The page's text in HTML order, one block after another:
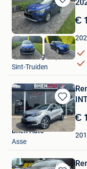
Bewaren
in
Mijn
Favorieten
€
ABD Autogroup
Sint-Truiden
Bewaren
in
Mijn
Favorieten
€
Bhen Auto
Asse